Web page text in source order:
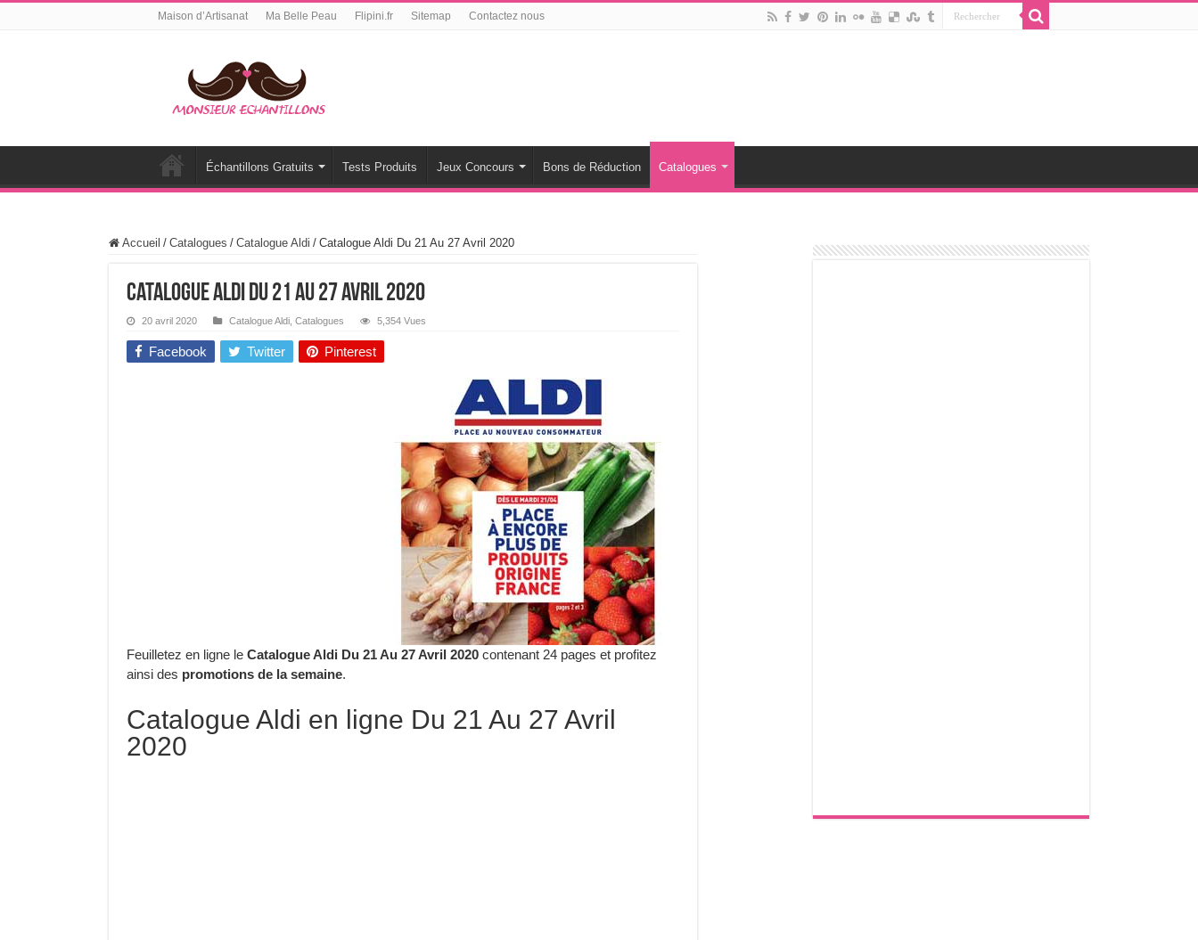
Maison d’Artisanat Ma Belle Peau Flipini.fr Sitemap Contactez nous
Échantillons Gratuits Tests Produits Jeux Concours Bons de Réduction Catalogues
Accueil / Catalogues / Catalogue Aldi / Catalogue Aldi Du 21 Au 27 Avril 2020
Catalogue Aldi Du 21 Au 27 Avril 2020
20 avril 2020 Catalogue Aldi Catalogues 5,354 Vues
Facebook Twitter Pinterest
Feuilletez en ligne le Catalogue Aldi Du 21 Au 27 Avril 2020 contenant 24 pages et profitez
ainsi des promotions de la semaine.
Catalogue Aldi en ligne Du 21 Au 27 Avril
2020